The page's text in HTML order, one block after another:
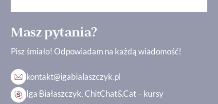
Masz pytania?
Pisz śmiało! Odpowiadam na każdą wiadomość!
kontakt@igabialaszczyk.pl
Iga Białaszczyk, ChitChat&Cat – kursy